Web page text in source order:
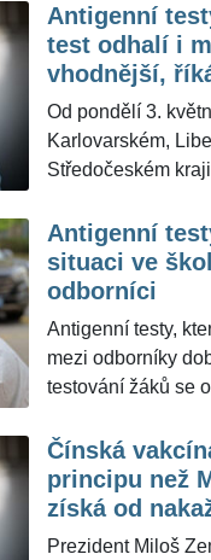
řekla, jak k
zdravotnictví došlo
poradních skupin
rozhodlo, že s
ŽivotvČesku.cz
Tachezy.
Antigenní
test odhalí i
vhodnější,
Od pondělí 3.
Karlovarském,
Středočeském
zjišťována pomocí
virologů to
podle vědců měly
jedinců," uvedla
Antigenní
situaci ve
odborníci
Antigenní testy,
mezi odborníky
testování žáků se
nemají příznaky,
potřeba mít co
ŽivotvČesku.cz
Čínská
principu než
získá od
Prezident Miloš